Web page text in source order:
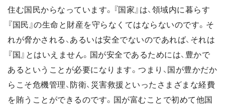
住む国民からなっています。『国家』は、領域内に暮らす
『国民』の生命と財産を守らなくてはならないのです。そ
れが脅かされる、あるいは安全でないのであれば、それは
『国』とはいえません。国が安全であるためには、豊かで
あるということが必要になります。つまり、国が豊かだか
らこそ危機管理、防衛、災害救援といったさまざまな経費
を賄うことができるのです。国が富むことで初めて他国